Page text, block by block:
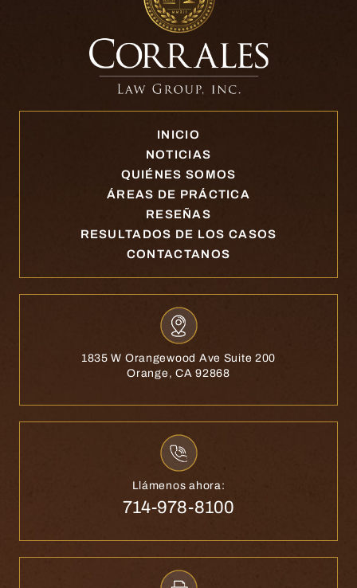
INICIO
NOTICIAS
QUIÉNES SOMOS
ÁREAS DE PRÁCTICA
RESEÑAS
RESULTADOS DE LOS CASOS
CONTACTANOS
1835 W Orangewood Ave Suite 200
Orange, CA 92868
Llámenos ahora:
714-978-8100